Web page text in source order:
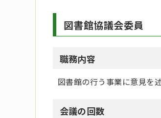
図書館協議会委員
職務内容
図書館の行う事業に意見を
会議の回数